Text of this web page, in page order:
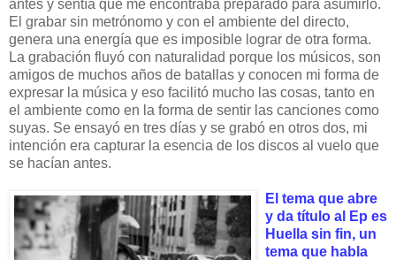
antes y sentía que me encontraba preparado para asumirlo.
El grabar sin metrónomo y con el ambiente del directo,
genera una energía que es imposible lograr de otra forma.
La grabación fluyó con naturalidad porque los músicos, son
amigos de muchos años de batallas y conocen mi forma de
expresar la música y eso facilitó mucho las cosas, tanto en
el ambiente como en la forma de sentir las canciones como
suyas. Se ensayó en tres días y se grabó en otros dos, mi
intención era capturar la esencia de los discos al vuelo que
se hacían antes.
El tema que abre
y da título al Ep es
Huella sin fin, un
tema que habla